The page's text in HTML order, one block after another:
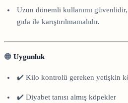
Uzun dönemli kullanımı
gıda ile karıştırılmamalıdır.
🟠 Uygunluk
✔️ Kilo kontrolü gereken yetişkin
✔️ Diyabet tanısı almış köpekler